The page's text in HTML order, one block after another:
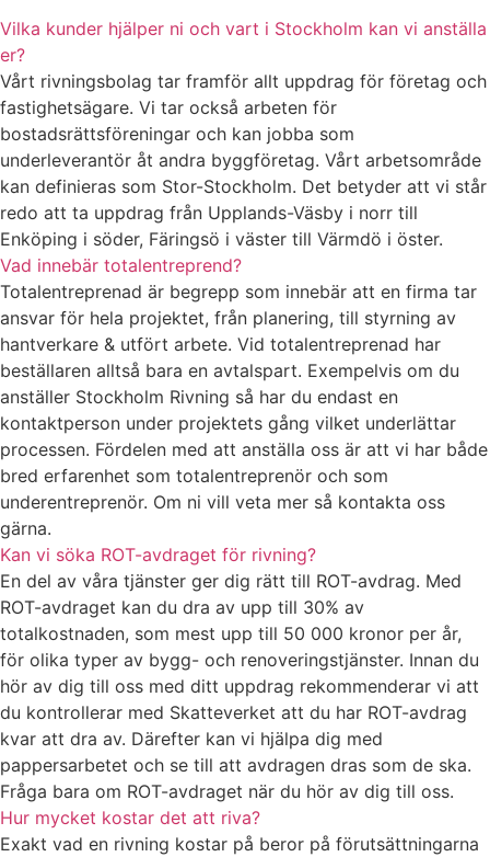
Vilka kunder hjälper ni och vart i Stockholm kan vi anställa
er?
Vårt rivningsbolag tar framför allt uppdrag för företag och
fastighetsägare. Vi tar också arbeten för
bostadsrättsföreningar och kan jobba som
underleverantör åt andra byggföretag. Vårt arbetsområde
kan definieras som Stor-Stockholm. Det betyder att vi står
redo att ta uppdrag från Upplands-Väsby i norr till
Enköping i söder, Färingsö i väster till Värmdö i öster.
Vad innebär totalentreprend?
Totalentreprenad är begrepp som innebär att en firma tar
ansvar för hela projektet, från planering, till styrning av
hantverkare & utfört arbete. Vid totalentreprenad har
beställaren alltså bara en avtalspart. Exempelvis om du
anställer Stockholm Rivning så har du endast en
kontaktperson under projektets gång vilket underlättar
processen. Fördelen med att anställa oss är att vi har både
bred erfarenhet som totalentreprenör och som
underentreprenör. Om ni vill veta mer så kontakta oss
gärna.
Kan vi söka ROT-avdraget för rivning?
En del av våra tjänster ger dig rätt till ROT-avdrag. Med
ROT-avdraget kan du dra av upp till 30% av
totalkostnaden, som mest upp till 50 000 kronor per år,
för olika typer av bygg- och renoveringstjänster. Innan du
hör av dig till oss med ditt uppdrag rekommenderar vi att
du kontrollerar med Skatteverket att du har ROT-avdrag
kvar att dra av. Därefter kan vi hjälpa dig med
pappersarbetet och se till att avdragen dras som de ska.
Fråga bara om ROT-avdraget när du hör av dig till oss.
Hur mycket kostar det att riva?
Exakt vad en rivning kostar på beror på förutsättningarna